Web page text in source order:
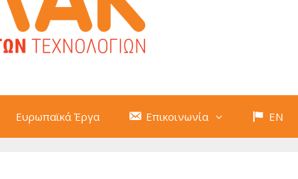
Ευρωπαϊκά Έργα Επικοινωνία EN